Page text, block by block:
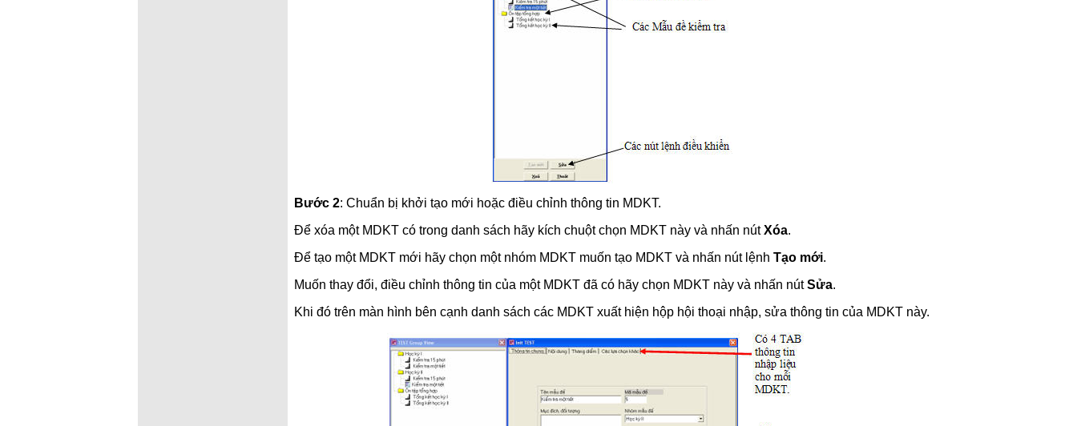
Bước 2: Chuẩn bị khởi tạo mới hoặc điều chỉnh thông tin MDKT.
Để xóa một MDKT có trong danh sách hãy kích chuột chọn MDKT này và nhấn nútXóa.
Để tạo một MDKT mới hãy chọn một nhóm MDKT muốn tạo MDKT và nhấn nút lệnh Tạo mới.
Muốn thay đổi, điều chỉnh thông tin của một MDKT đã có hãy chọn MDKT này và nhấn nútSửa.
Khi đó trên màn hình bên cạnh danh sách các MDKT xuất hiện hộp hội thoại nhập, sửa thông tin của MDKT này.